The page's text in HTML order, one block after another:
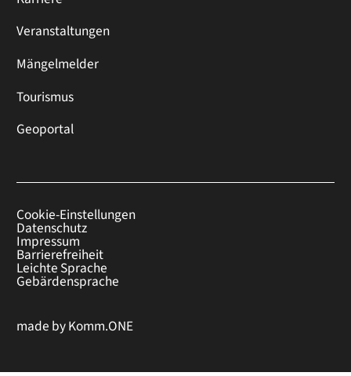
Veranstaltungen
Mängelmelder
Tourismus
Geoportal
Cookie-Einstellungen
Datenschutz
Impressum
Barrierefreiheit
Leichte Sprache
Gebärdensprache
made byKomm.ONE